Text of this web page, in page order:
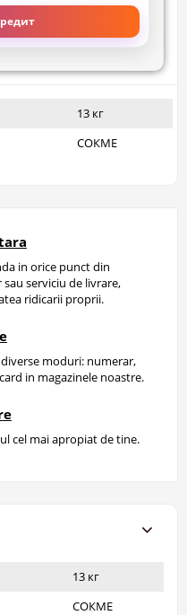
13 кг
СОКМЕ
in orice punct din
serviciu de livrare,
ridicarii proprii.
moduri: numerar,
in magazinele noastre.
cel mai apropiat de tine.
13 кг
СОКМЕ